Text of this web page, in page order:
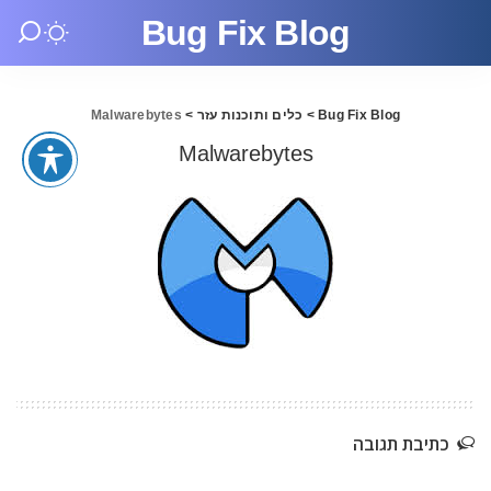
Bug Fix Blog
Bug Fix Blog
> כלים ותוכנות עזר >
Malwarebytes
Malwarebytes
כתיבת תגובה